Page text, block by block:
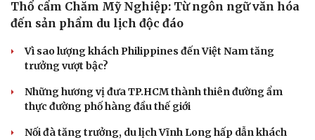
Thổ cẩm Chăm Mỹ Nghiệp: Từ ngôn ngữ văn hóa
đến sản phẩm du lịch độc đáo
Vì sao lượng khách Philippines đến Việt Nam tăng
trưởng vượt bậc?
Những hương vị đưa TP.HCM thành thiên đường ẩm
thực đường phố hàng đầu thế giới
Nối đà tăng trưởng, du lịch Vĩnh Long hấp dẫn khách